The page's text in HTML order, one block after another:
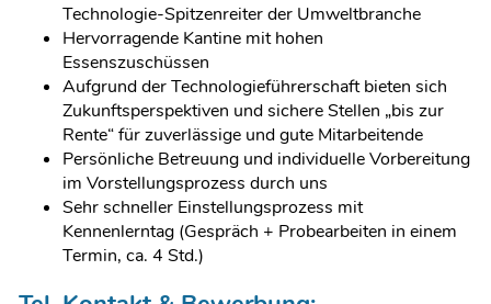
Technologie-Spitzenreiter der Umweltbranche
Hervorragende Kantine mit hohen
Essenszuschüssen
Aufgrund der Technologieführerschaft bieten sich
Zukunftsperspektiven und sichere Stellen „bis zur
Rente“ für zuverlässige und gute Mitarbeitende
Persönliche Betreuung und individuelle Vorbereitung
im Vorstellungsprozess durch uns
Sehr schneller Einstellungsprozess mit
Kennenlerntag (Gespräch + Probearbeiten in einem
Termin, ca. 4 Std.)